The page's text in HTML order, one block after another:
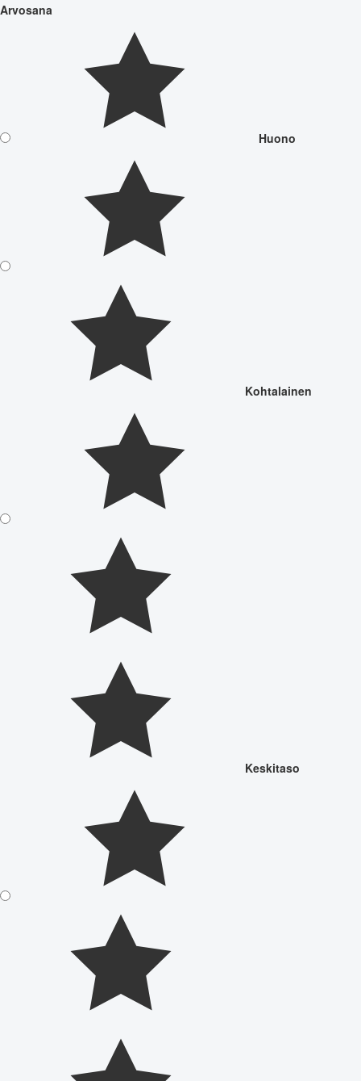
Arvosana
Huono
Kohtalainen
Keskitaso